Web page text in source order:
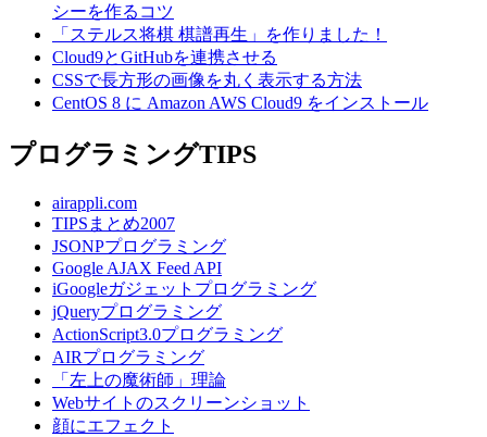
シーを作るコツ
「ステルス将棋 棋譜再生」を作りました！
Cloud9とGitHubを連携させる
CSSで長方形の画像を丸く表示する方法
CentOS 8 に Amazon AWS Cloud9 をインストール
プログラミングTIPS
airappli.com
TIPSまとめ2007
JSONPプログラミング
Google AJAX Feed API
iGoogleガジェットプログラミング
jQueryプログラミング
ActionScript3.0プログラミング
AIRプログラミング
「左上の魔術師」理論
Webサイトのスクリーンショット
顔にエフェクト